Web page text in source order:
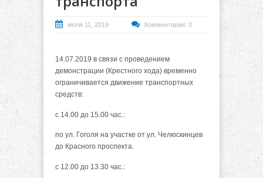
июля 11, 2019 Комментарии: 0
14.07.2019 в связи с проведением
демонстрации (Крестного хода) временно
ограничивается движение транспортных
средств:
с 14.00 до 15.00 час.:
по ул. Гоголя на участке от ул. Челюскинцев
до Красного проспекта.
с 12.00 до 13.30 час.: